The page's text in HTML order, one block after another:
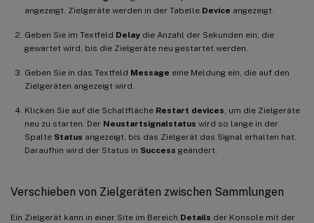
angezeigt. Zielgeräte werden in der Tabelle Device angezeigt.
Geben Sie im Textfeld Delay die Anzahl der Sekunden ein, die
gewartet wird, bis die Zielgeräte neu gestartet werden.
Geben Sie in das Textfeld Message eine Meldung ein, die auf den
Zielgeräten angezeigt wird.
Klicken Sie auf die Schaltfläche Restart devices , um die Zielgeräte
neu zu starten. Der Neustartsignalstatus wird so lange in der
Spalte Status angezeigt, bis das Zielgerät das Signal erhalten hat.
Daraufhin wird der Status in Success geändert.
Verschieben von Zielgeräten zwischen Sammlungen
Ein Zielgerät kann in einer Site im Bereich Details der Konsole mit der